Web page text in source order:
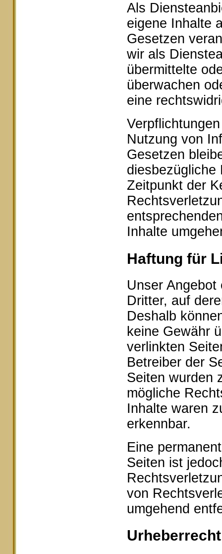
Als
eigene Inhalte
Gesetzen
wir als
übermittelte
überwachen
eine
Nutzung von
Gesetzen
diesbezügliche
Zeitpunkt der
Inhalte
Haftung für
Unser
Dritter, auf
Deshalb
keine Gewähr
verlinkten
Betreiber der
Seiten wurden
mögliche
Inhalte waren
erkennbar.
Eine
Seiten ist
von
umgehend
Urheberrecht